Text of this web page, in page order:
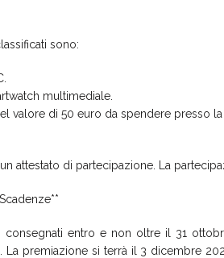
sono:
multimediale.
valore di 50 euro da spendere presso la
attestato di partecipazione. La
entro e non oltre il 31
La premiazione si terrà il 3 dicembre